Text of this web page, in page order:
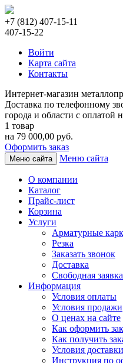
+7 (812) 407-15-11
407-15-22
Войти
Карта сайта
Контакты
Интернет-магазин
Доставка по телефонному
города и области с оплатой
1 товар
на 79 000,00 руб.
Оформить заказ
Меню сайта Меню сайта
О компании
Каталог
Прайс-лист
Корзина
Услуги
Арматурные
Резка
Заказать звонок
Доставка
Свободная заявка
Информация
Условия оплаты
Условия продажи
О ценах на сайте
Как оформить
Как получить
Условия доставки
Инструкция по